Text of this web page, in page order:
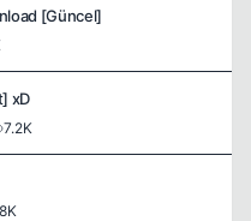
[Güncel]
xD
7.2K